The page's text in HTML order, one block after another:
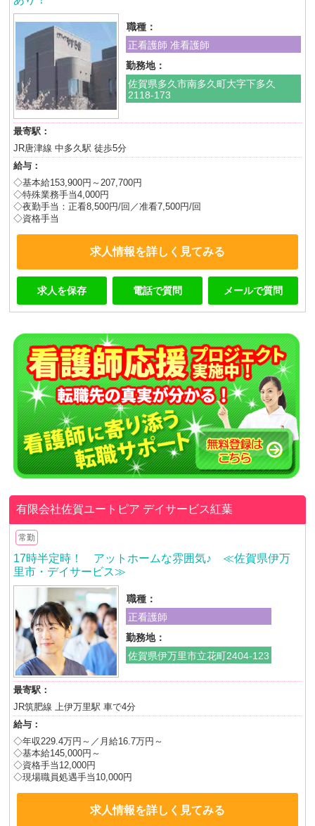
職種：
正看護師 准看護師
勤務地：
佐賀県多久市南多久町大字下多久
2118-173
最寄駅：
JR唐津線 中多久駅 徒歩5分
給与：
◇基本給153,900円～207,700円
◇特殊業務手当4,000円
◇夜勤手当：正看8,500円/回／准看7,500円/回
◇資格手当
求人情報を詳しく見てみる
求人を保存 電話で質問 メールで質問
有限会社佐賀ユートピア デイサービス紅葉
常勤
17時半定時！ アットホームな雰囲気♪ ≪佐賀県伊万
里市・デイサービス≫
職種：
正看護師
勤務地：
佐賀県伊万里市立花町2404-123
最寄駅：
JR筑肥線 上伊万里駅 車で4分
給与：
◇年収229.4万円～／月給16.7万円～
◇基本給145,000円～
◇資格手当12,000円
◇現場職員処遇手当10,000円
求人情報を詳しく見てみる